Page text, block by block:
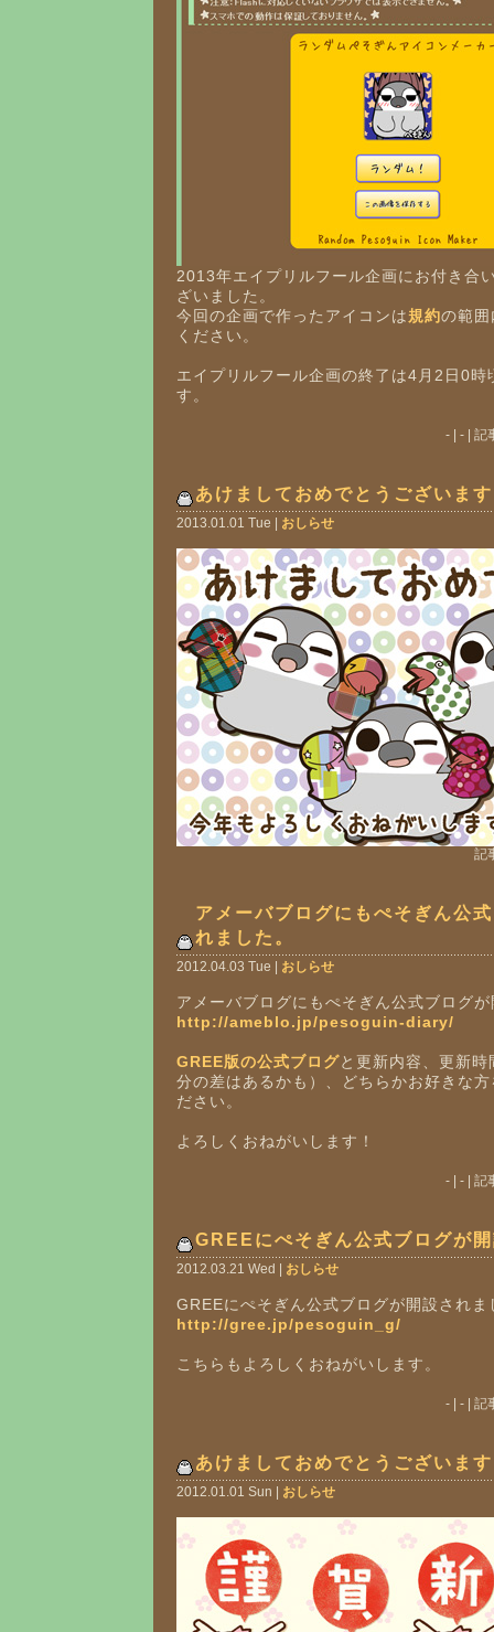
2013年エイプリルフール企画にお付き合
ざいました。
今回の企画で作ったアイコンは規約の範
ください。
エイプリルフール企画の終了は4月2日0時
す。
- | - | 記
あけましておめでとうございます
2013.01.01 Tue | おしらせ
記
アメーバブログにもぺそぎん公
れました。
2012.04.03 Tue | おしらせ
アメーバブログにもぺそぎん公式ブログ
http://ameblo.jp/pesoguin-diary/
GREE版の公式ブログと更新内容、更新
分の差はあるかも）、どちらかお好きな
ださい。
よろしくおねがいします！
- | - | 記
GREEにぺそぎん公式ブログが
2012.03.21 Wed | おしらせ
GREEにぺそぎん公式ブログが開設されま
http://gree.jp/pesoguin_g/
こちらもよろしくおねがいします。
- | - | 記
あけましておめでとうございます
2012.01.01 Sun | おしらせ